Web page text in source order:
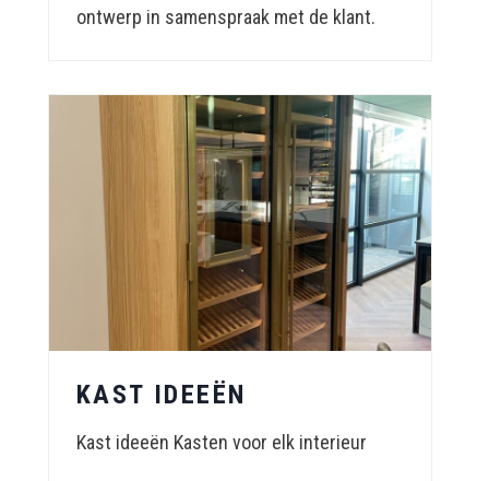
ontwerp in samenspraak met de klant.
KAST IDEEËN
Kast ideeën Kasten voor elk interieur